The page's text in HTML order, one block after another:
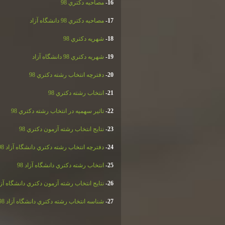
16- مصاحبه دكتري 98
17- مصاحبه دكتري 98 دانشگاه آزاد
18- شهريه دكتري 98
19- شهريه دكتري 98 دانشگاه آزاد
20- دفترچه انتخاب رشته دكتري 98
21- انتخاب رشته دكتري 98
22- تاثير سهميه در انتخاب رشته دكتري 98
23- نتايج انتخاب رشته آزمون دكتري 98
24- دفترچه انتخاب رشته دكتري دانشگاه آزاد 98
25- انتخاب رشته دكتري دانشگاه آزاد 98
26- نتايج انتخاب رشته آزمون دكتري دانشگاه
27- شناسه انتخاب رشته دكتري دانشگاه آزاد 98